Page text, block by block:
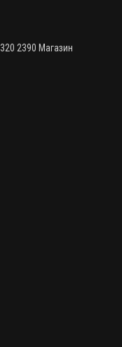
2390 Магазин